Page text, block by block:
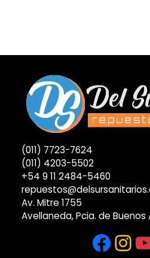
(011) 7723-7624
(011) 4203-5502
+54 9 11 2484-5460
Av. Mitre 1755
Avellaneda, Pcia. de Buenos